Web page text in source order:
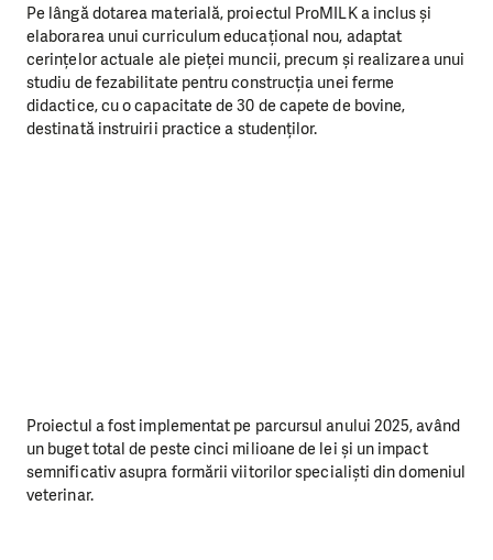
Pe lângă dotarea materială, proiectul ProMILK a inclus și
elaborarea unui curriculum educațional nou, adaptat
cerințelor actuale ale pieței muncii, precum și realizarea unui
studiu de fezabilitate pentru construcția unei ferme
didactice, cu o capacitate de 30 de capete de bovine,
destinată instruirii practice a studenților.
Proiectul a fost implementat pe parcursul anului 2025, având
un buget total de peste cinci milioane de lei și un impact
semnificativ asupra formării viitorilor specialiști din domeniul
veterinar.